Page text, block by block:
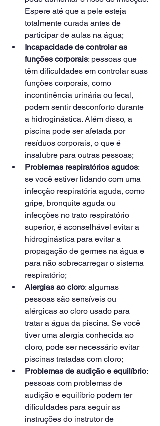
Espere até que a pele esteja
totalmente curada antes de
participar de aulas na água;
Incapacidade de controlar as
funções corporais: pessoas que
têm dificuldades em controlar suas
funções corporais, como
incontinência urinária ou fecal,
podem sentir desconforto durante
a hidroginástica. Além disso, a
piscina pode ser afetada por
resíduos corporais, o que é
insalubre para outras pessoas;
Problemas respiratórios agudos:
se você estiver lidando com uma
infecção respiratória aguda, como
gripe, bronquite aguda ou
infecções no trato respiratório
superior, é aconselhável evitar a
hidroginástica para evitar a
propagação de germes na água e
para não sobrecarregar o sistema
respiratório;
Alergias ao cloro: algumas
pessoas são sensíveis ou
alérgicas ao cloro usado para
tratar a água da piscina. Se você
tiver uma alergia conhecida ao
cloro, pode ser necessário evitar
piscinas tratadas com cloro;
Problemas de audição e equilíbrio:
pessoas com problemas de
audição e equilíbrio podem ter
dificuldades para seguir as
instruções do instrutor de